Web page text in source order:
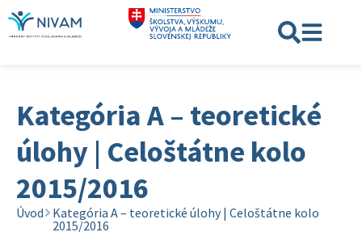
Kategória A – teoretické
úlohy | Celoštátne kolo
2015/2016
Úvod
Kategória A – teoretické úlohy | Celoštátne kolo
2015/2016